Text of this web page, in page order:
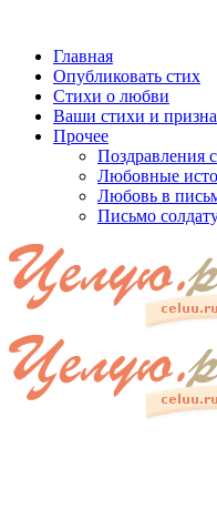
Главная
Опубликовать стих
Стихи о любви
Ваши стихи и
Прочее
Поздравления
Любовные
Любовь в
Письмо